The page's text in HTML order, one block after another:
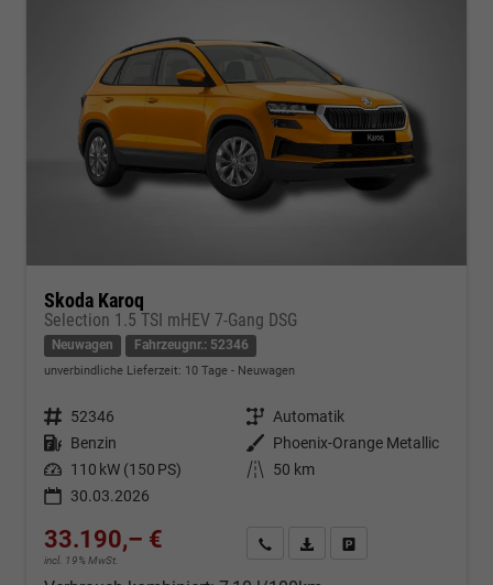
Skoda Karoq
Selection 1.5 TSI mHEV 7-Gang DSG
Neuwagen Fahrzeugnr.: 52346
unverbindliche Lieferzeit: 10 Tage Neuwagen
Fahrzeugnr. 52346 Getriebe Automatik
Kraftstoff Benzin Außenfarbe
Phoenix-Orange Metallic
Leistung 110 kW (150 PS) Kilometerstand
50 km
30.03.2026
33.190,– €
incl. 19% MwSt.
Kontakt & Angebot anfordern
PDF-Datei, Fahrzeugexposé